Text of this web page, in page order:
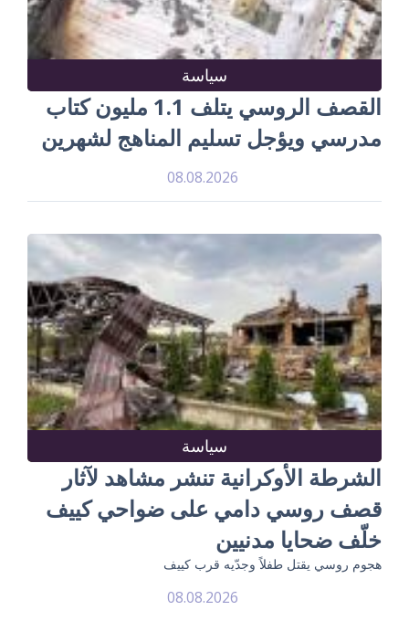
سياسة
القصف الروسي يتلف 1.1 مليون كتاب
مدرسي ويؤجل تسليم المناهج لشهرين
08.08.2026
سياسة
الشرطة الأوكرانية تنشر مشاهد لآثار
قصف روسي دامي على ضواحي كييف
خلّف ضحايا مدنيين
هجوم روسي يقتل طفلاً وجدّيه قرب كييف
08.08.2026